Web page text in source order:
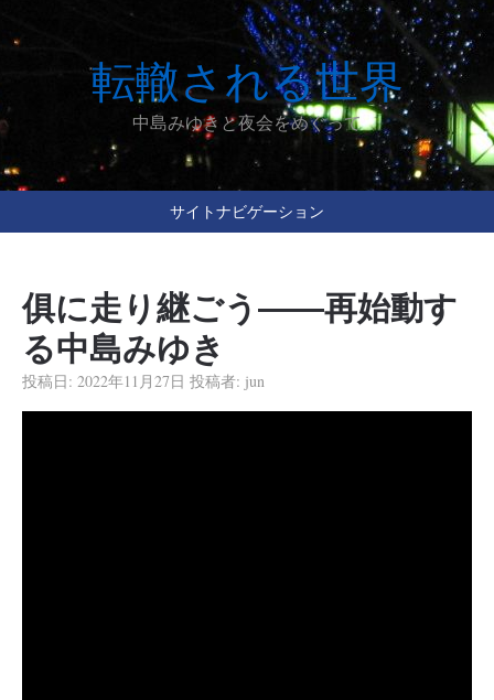
転轍される世界
中島みゆきと夜会をめぐって
サイトナビゲーション
俱に走り継ごう――再始動す
る中島みゆき
投稿日: 2022年11月27日 投稿者: jun